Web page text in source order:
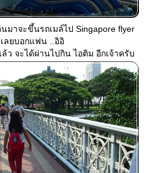
มาจะขึ้นรถเมล์ไป Singapore flyer
ลยบอกแฟน ..อิอิ
ว จะได้ผ่านไปกิน ไอติม อีกเจ้าครับ